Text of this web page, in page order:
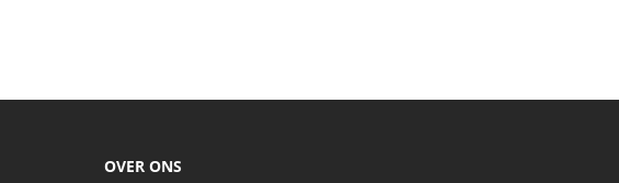
OVER ONS